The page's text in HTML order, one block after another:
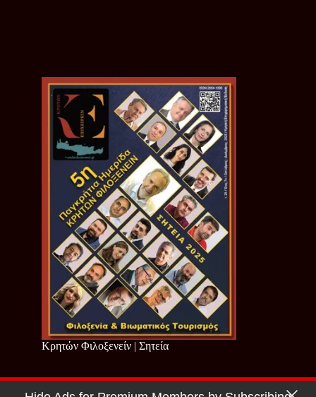
Κρητών Φιλοξενείν | Σητεία